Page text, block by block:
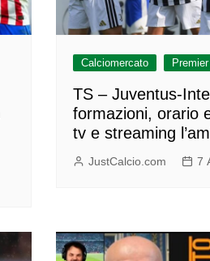
Calciomercato
TS – Juventus-
formazioni, orario
tv e streaming
JustCalcio.com 7